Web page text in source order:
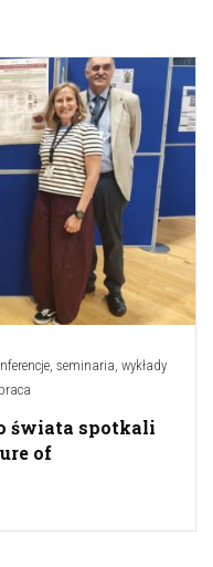
seminaria, wykłady
świata spotkali
of